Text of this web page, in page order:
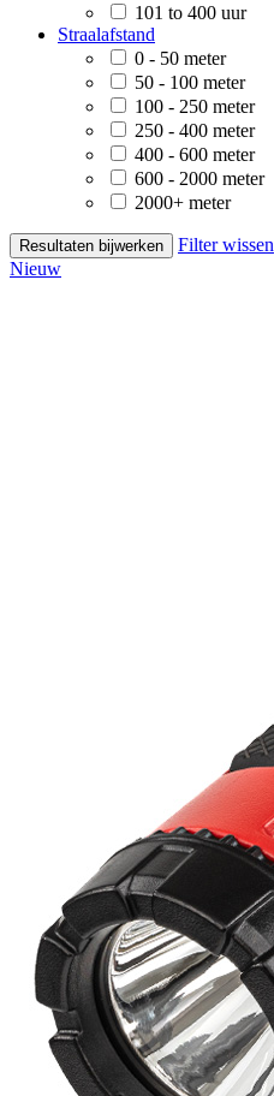
101 to 400 uur
Straalafstand
0 - 50 meter
50 - 100 meter
100 - 250 meter
250 - 400 meter
400 - 600 meter
600 - 2000 meter
2000+ meter
Resultaten bijwerken
Filter wissen
Nieuw